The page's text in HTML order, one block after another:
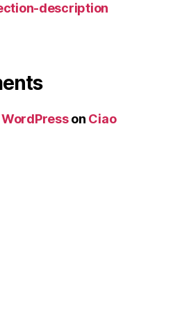
description
on Ciao